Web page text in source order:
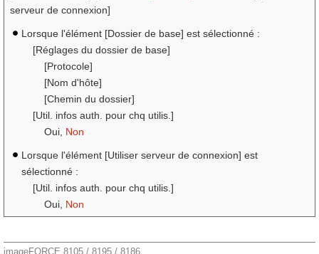
serveur de connexion]
Lorsque l'élément [Dossier de base] est sélectionné :
[Réglages du dossier de base]
[Protocole]
[Nom d'hôte]
[Chemin du dossier]
[Util. infos auth. pour chq utilis.]
Oui, Non
Lorsque l'élément [Utiliser serveur de connexion] est
sélectionné :
[Util. infos auth. pour chq utilis.]
Oui, Non
imageFORCE 8105 / 8195 / 8186